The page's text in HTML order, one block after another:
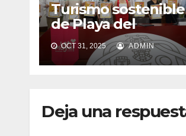
Turismo sostenible
de Playa del
Carmen
OCT 31, 2025 ADMIN
Deja una